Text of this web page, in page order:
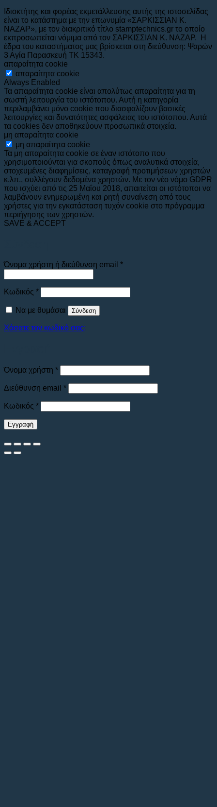
Ιδιοκτήτης και φορέας εκμετάλλευσης αυτής της ιστοσελίδας
είναι το κατάστημα με την επωνυμία «ΣΑΡΚΙΣΣΙΑΝ Κ.
ΝΑΖΑΡ», με τον διακριτικό τίτλο stamptechnics.gr το οποίο
εκπροσωπείται νόμιμα από τον ΣΑΡΚΙΣΣΙΑΝ Κ. ΝΑΖΑΡ. Η
έδρα του καταστήματος μας βρίσκεται στη διεύθυνση: Ψαρών
3 Αγία Παρασκευή ΤΚ 15343.
απαραίτητα cookie
απαραίτητα cookie
Always Enabled
Τα απαραίτητα cookie είναι απολύτως απαραίτητα για τη
σωστή λειτουργία του ιστότοπου. Αυτή η κατηγορία
περιλαμβάνει μόνο cookie που διασφαλίζουν βασικές
λειτουργίες και δυνατότητες ασφάλειας του ιστότοπου. Αυτά
τα cookies δεν αποθηκεύουν προσωπικά στοιχεία.
μη απαραίτητα cookie
μη απαραίτητα cookie
Τα μη απαραίτητα cookie σε έναν ιστότοπο που
χρησιμοποιούνται για σκοπούς όπως αναλυτικά στοιχεία,
στοχευμένες διαφημίσεις, καταγραφή προτιμήσεων χρηστών
κ.λπ., συλλέγουν δεδομένα χρηστών. Με τον νέο νόμο GDPR
που ισχύει από τις 25 Μαΐου 2018, απαιτείται οι ιστότοποι να
λαμβάνουν ενημερωμένη και ρητή συναίνεση από τους
χρήστες για την εγκατάσταση τυχόν cookie στο πρόγραμμα
περιήγησης των χρηστών.
SAVE & ACCEPT
Όνομα χρήστη ή διεύθυνση email *Απαιτείται
Κωδικός *Απαιτείται
Να με θυμάσαι Σύνδεση
Χάσατε τον κωδικό σας;
Όνομα χρήστη *Απαιτείται
Διεύθυνση email *Απαιτείται
Κωδικός *Απαιτείται
Εγγραφή